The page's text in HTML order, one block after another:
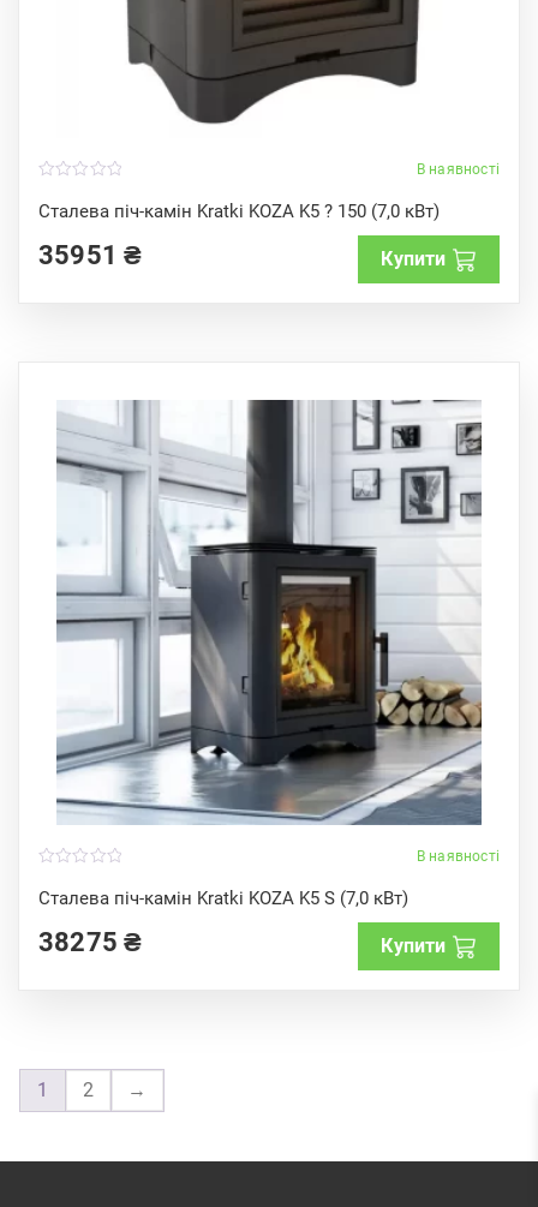
В наявності
Сталева піч-камін Kratki KOZA K5 ? 150 (7,0 кВт)
o
u
o
f
35951₴ Купити
В наявності
Сталева піч-камін Kratki KOZA K5 S (7,0 кВт)
o
u
o
f
38275₴ Купити
1 2 →